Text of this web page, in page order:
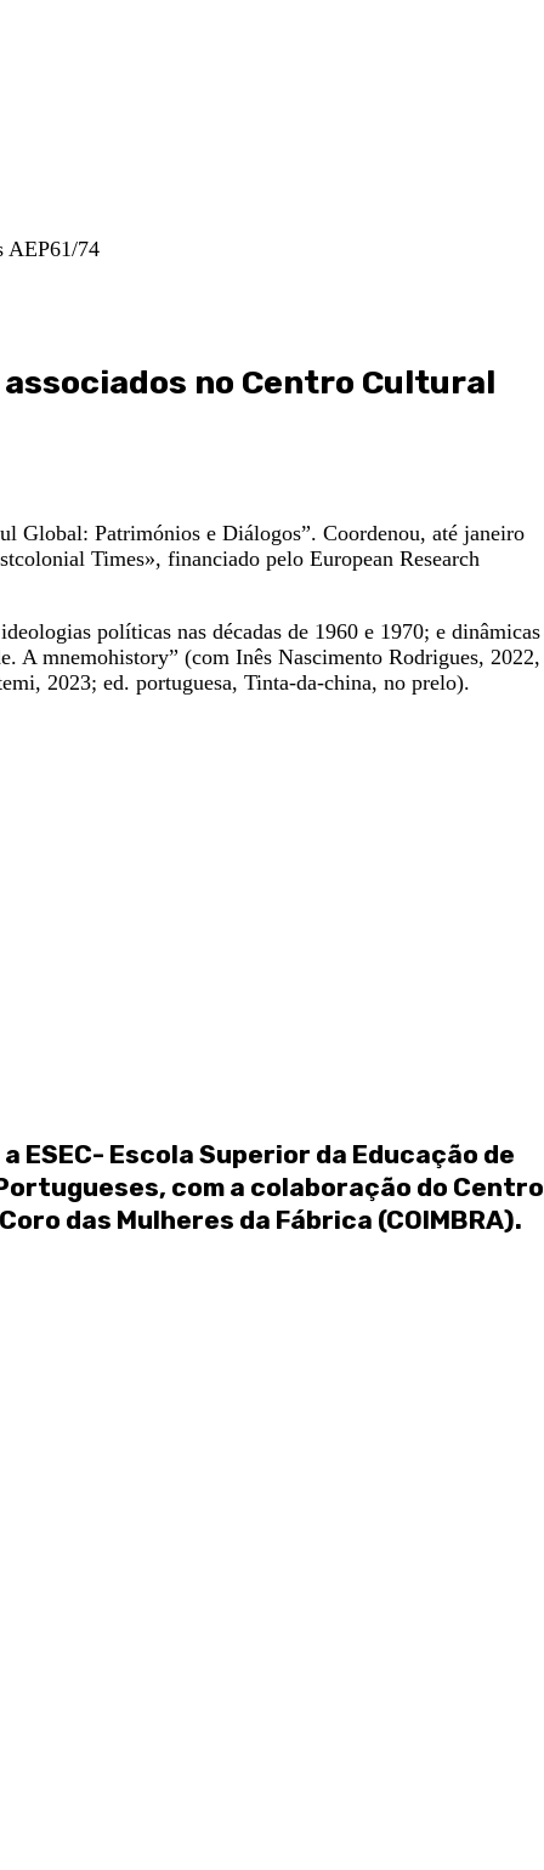
AEP61/74
no Centro Cultural
Global: Patrimónios e Diálogos”. Coordenou, até janeiro
Times», financiado pelo European Research
políticas nas décadas de 1960 e 1970; e dinâmicas
A mnemohistory” (com Inês Nascimento Rodrigues, 2022,
2023; ed. portuguesa, Tinta-da-china, no prelo).
Escola Superior da Educação de
com a colaboração do Centro
das Mulheres da Fábrica (COIMBRA).